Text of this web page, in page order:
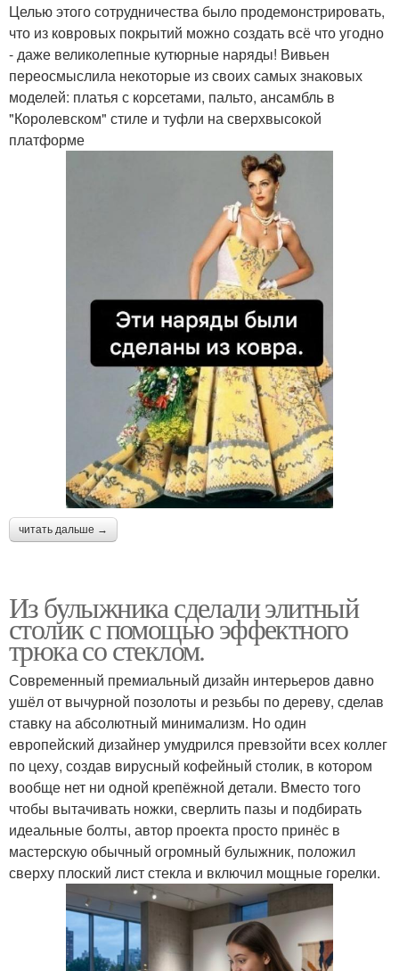
Целью этого сотрудничества было продемонстрировать,
что из ковровых покрытий можно создать всё что угодно
- даже великолепные кутюрные наряды! Вивьен
переосмыслила некоторые из своих самых знаковых
моделей: платья с корсетами, пальто, ансамбль в
"Королевском" стиле и туфли на сверхвысокой
платформе
читать дальше →
Из булыжника сделали элитный
столик с помощью эффектного
трюка со стеклом.
Современный премиальный дизайн интерьеров давно
ушёл от вычурной позолоты и резьбы по дереву, сделав
ставку на абсолютный минимализм. Но один
европейский дизайнер умудрился превзойти всех коллег
по цеху, создав вирусный кофейный столик, в котором
вообще нет ни одной крепёжной детали. Вместо того
чтобы вытачивать ножки, сверлить пазы и подбирать
идеальные болты, автор проекта просто принёс в
мастерскую обычный огромный булыжник, положил
сверху плоский лист стекла и включил мощные горелки.